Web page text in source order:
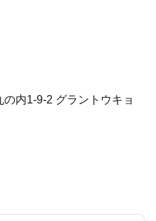
内1-9-2 グラントウキョ